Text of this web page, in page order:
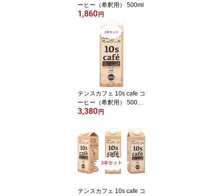
ーヒー（希釈用） 500ml
1,860 円
テンスカフェ 10s cafe コ
ーヒー（希釈用） 500ml
×2本セット
3,380 円
テンスカフェ 10s cafe コ